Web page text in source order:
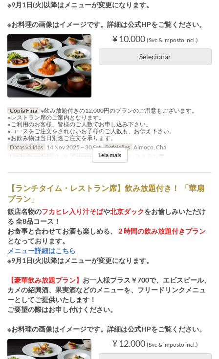
※9月1日(火)以降はメニューが変更になります。
※お料理の画像はイメージです。詳細は公式HPをご覧ください。
¥ 10.000 (Svc & imposto incl.)
Selecionar
Cópia Fina ※飲み放題付きの12,000円のプランのご用意もございます。
※レストラン席のご案内となります。
※ご利用のお客様、皆様のご人数でお申し込み下さい。
※コースをご注文をされないお子様のご人数も、お伝え下さい。
※お飲み物は当日別途ご注文を承ります。
Datas válidas 14 Nov 2025 ~ 30 Set Refeições Almoço, Chá
Limite de pedido
2 ~ 8 Categoria de Assento レストラン席
Leia mais
【ランチタイム・レストラン席】飲み放題付き！ 「華扇
プラン」
飯店名物のフカヒレ入り汁そばや北京ダックをお愉しみいただけ
る 全8品コース！
お食事と合わせてお酒も楽しめる、
２時間の飲み放題付きプラン
となっております。
メニュー詳細はこちら
※9月1日(火)以降はメニューが変更になります。
【豪華飲み放題プラン】 お一人様プラス￥700で、エビスビール、
カメの紹興酒、果実酒などのメニューを、フリードリンクメニュ
ーとしてご提供いたします！
ご要望の際はお申し付けください。
※お料理の画像はイメージです。詳細は公式HPをご覧ください。
¥ 12.000 (Svc & imposto incl.)